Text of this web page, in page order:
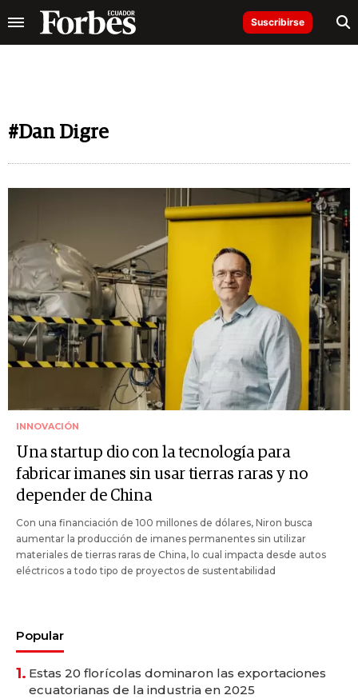
Suscribirse
#Dan Digre
INNOVACIÓN
Una startup dio con la tecnología para
fabricar imanes sin usar tierras raras y no
depender de China
Con una financiación de 100 millones de dólares, Niron busca
aumentar la producción de imanes permanentes sin utilizar
materiales de tierras raras de China, lo cual impacta desde autos
eléctricos a todo tipo de proyectos de sustentabilidad
Popular
1. Estas 20 florícolas dominaron las exportaciones
ecuatorianas de la industria en 2025